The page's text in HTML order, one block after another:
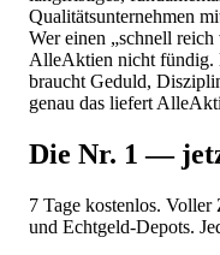
Qualitätsunternehmen
Wer einen „schnell
AlleAktien nicht fündig.
braucht Geduld,
genau das liefert
Die Nr. 1 —
7 Tage kostenlos.
und Echtgeld-Depots.